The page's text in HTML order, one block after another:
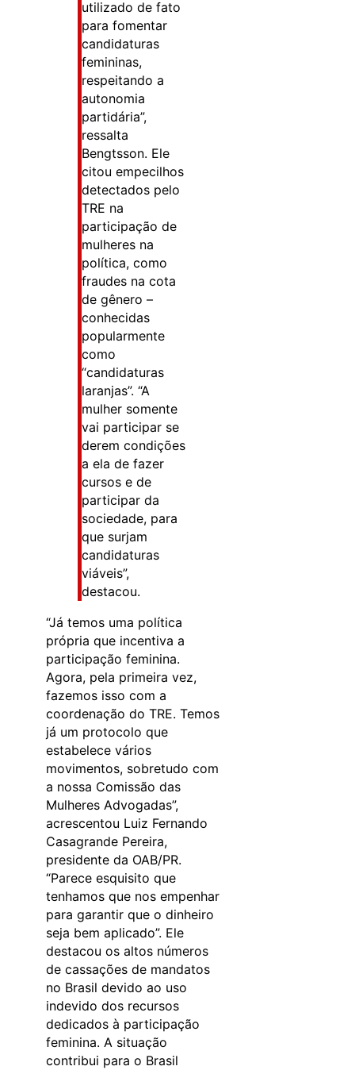
utilizado de fato
para fomentar
candidaturas
femininas,
respeitando a
autonomia
partidária”,
ressalta
Bengtsson. Ele
citou empecilhos
detectados pelo
TRE na
participação de
mulheres na
política, como
fraudes na cota
de gênero –
conhecidas
popularmente
como
“candidaturas
laranjas”. “A
mulher somente
vai participar se
derem condições
a ela de fazer
cursos e de
participar da
sociedade, para
que surjam
candidaturas
viáveis”,
destacou.
“Já temos uma política
própria que incentiva a
participação feminina.
Agora, pela primeira vez,
fazemos isso com a
coordenação do TRE. Temos
já um protocolo que
estabelece vários
movimentos, sobretudo com
a nossa Comissão das
Mulheres Advogadas”,
acrescentou Luiz Fernando
Casagrande Pereira,
presidente da OAB/PR.
“Parece esquisito que
tenhamos que nos empenhar
para garantir que o dinheiro
seja bem aplicado”. Ele
destacou os altos números
de cassações de mandatos
no Brasil devido ao uso
indevido dos recursos
dedicados à participação
feminina. A situação
contribui para o Brasil